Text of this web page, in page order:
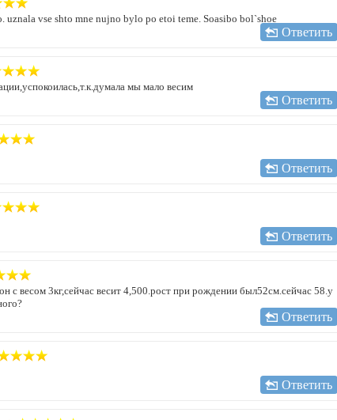
vse shto mne nujno bylo po etoi teme. Soasibo bol`shoe
Ответить
мы мало весим
Ответить
Ответить
Ответить
с весом 3кг,сейчас весит 4,500.рост при рождении был52см.сейчас 58.у
Ответить
Ответить